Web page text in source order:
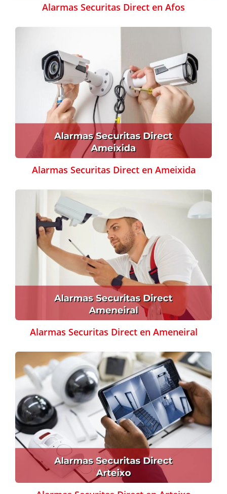
Alarmas Securitas Direct en Afos
Alarmas Securitas Direct en Ameixida
Alarmas Securitas Direct en Ameneiral